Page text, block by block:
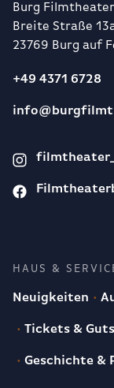
Burg Filmtheater
Breite Straße
23769 Burg auf
+49 4371 6728
HAUS &
Neuigkeiten
Tickets &
Geschichte &